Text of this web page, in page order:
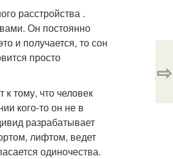
расстройства .
Он постоянно
и получается, то сон
просто
тому, что человек
кого-то он не в
разрабатывает
лифтом, ведет
одиночества.
⇨